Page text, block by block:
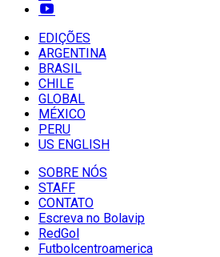
EDIÇÕES
ARGENTINA
BRASIL
CHILE
GLOBAL
MÉXICO
PERU
US ENGLISH
SOBRE NÓS
STAFF
CONTATO
Escreva no Bolavip
RedGol
Futbolcentroamerica